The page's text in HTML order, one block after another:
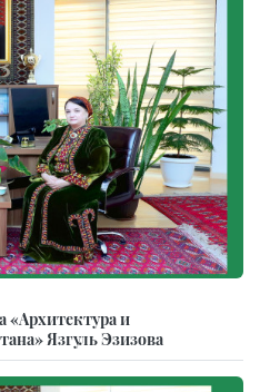
«Архитектура и
Язгуль Эзизова